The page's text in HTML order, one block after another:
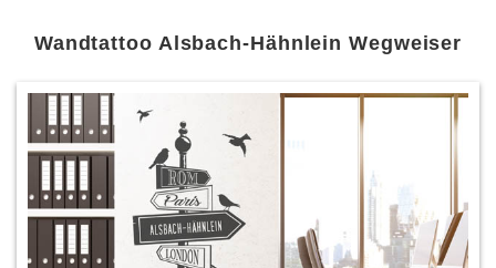
Wandtattoo Alsbach-Hähnlein Wegweiser